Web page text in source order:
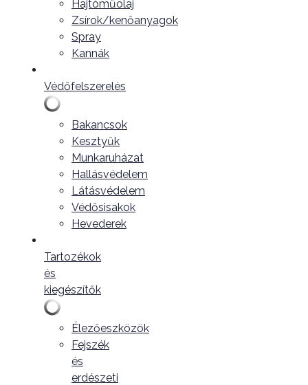
Hajtóműolaj
Zsírok/kenőanyagok
Spray
Kannák
Védőfelszerelés
Bakancsok
Kesztyűk
Munkaruházat
Hallásvédelem
Látásvédelem
Védősisakok
Hevederek
Tartozékok
és
kiegészítők
Élezőeszközök
Fejszék
és
erdészeti